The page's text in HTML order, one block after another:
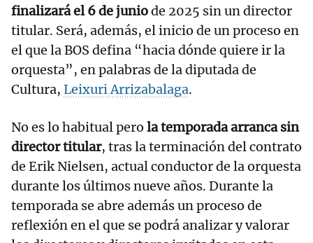
finalizará el 6 de juniode 2025 sin un director
titular. Será, además, el inicio de un proceso en
el que la BOS defina “hacia dónde quiere ir la
orquesta”, en palabras de la diputada de
Cultura, Leixuri Arrizabalaga.
No es lo habitual pero la temporada arranca sin
director titular, tras la terminación del contrato
de Erik Nielsen, actual conductor de la orquesta
durante los últimos nueve años. Durante la
temporada se abre además un proceso de
reflexión en el que se podrá analizar y valorar